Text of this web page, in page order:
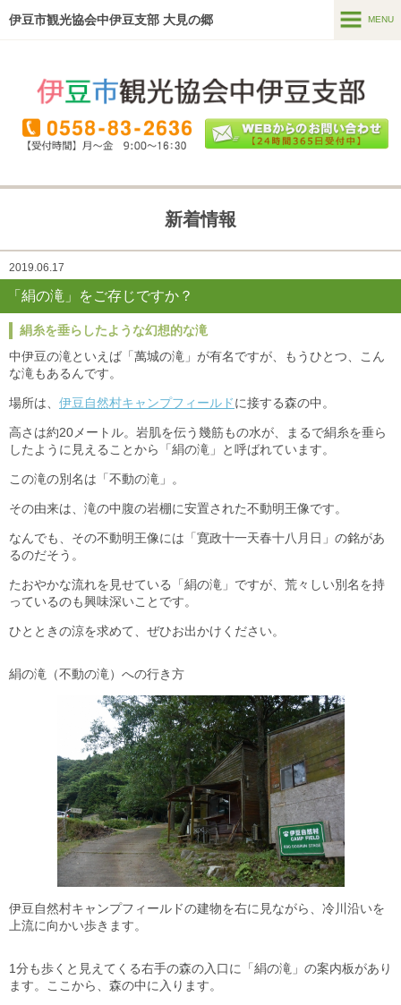
伊豆市観光協会中伊豆支部 大見の郷 MENU
ホーム
温泉・宿泊
ガイドツアー
新着情報
2019.06.17
「絹の滝」をご存じですか？
絹糸を垂らしたような幻想的な滝
中伊豆の滝といえば「萬城の滝」が有名ですが、もうひとつ、こん
な滝もあるんです。
場所は、 伊豆自然村キャンプフィールドに接する森の中。
高さは約20メートル。岩肌を伝う幾筋もの水が、まるで絹糸を垂ら
したように見えることから「絹の滝」と呼ばれています。
この滝の別名は「不動の滝」。
その由来は、滝の中腹の岩棚に安置された不動明王像です。
なんでも、その不動明王像には「寛政十一天春十八月日」の銘があ
るのだそう。
たおやかな流れを見せている「絹の滝」ですが、荒々しい別名を持
っているのも興味深いことです。
ひとときの涼を求めて、ぜひお出かけください。
絹の滝（不動の滝）への行き方
伊豆自然村キャンプフィールドの建物を右に見ながら、冷川沿いを
上流に向かい歩きます。
1分も歩くと見えてくる右手の森の入口に「絹の滝」の案内板があり
ます。ここから、森の中に入ります。